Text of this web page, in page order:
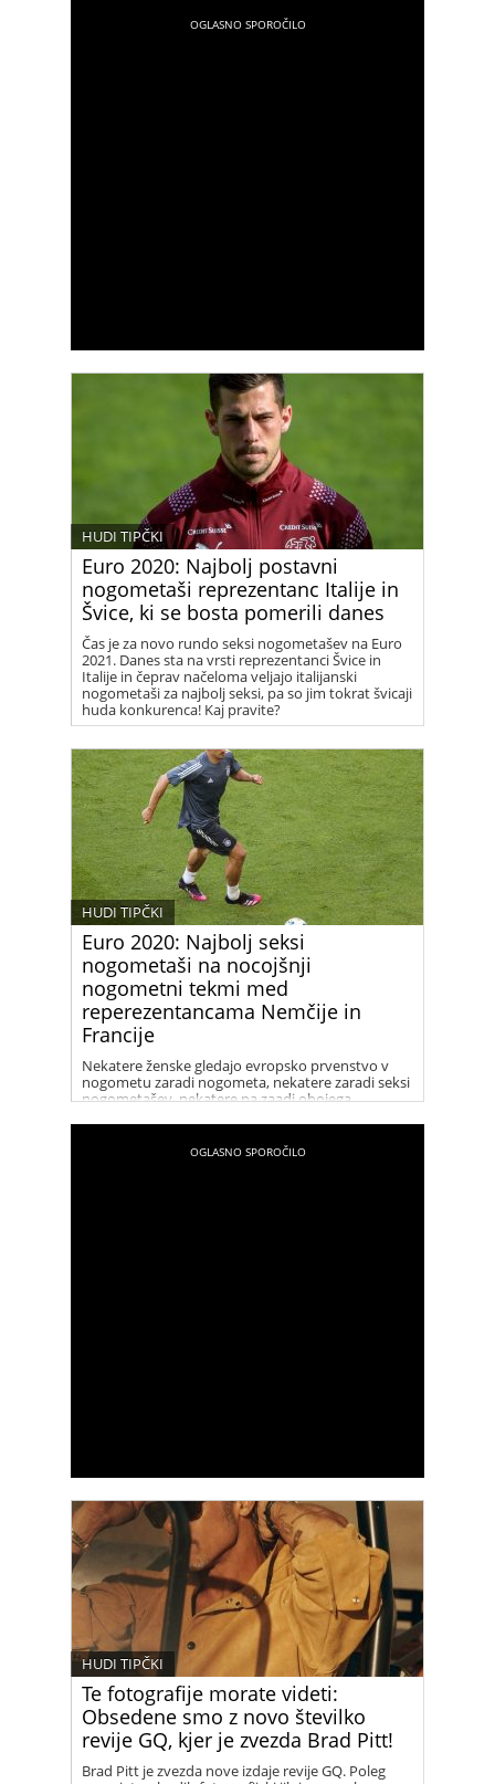
Euro 2020: Najbolj postavni
nogometaši reprezentanc Italije in
Švice, ki se bosta pomerili danes
HUDI TIPČKI
Čas je za novo rundo seksi nogometašev na Euro
2021. Danes sta na vrsti reprezentanci Švice in
Italije in čeprav načeloma veljajo italijanski
nogometaši za najbolj seksi, pa so jim tokrat švicaji
huda konkurenca! Kaj pravite?
Euro 2020: Najbolj seksi
nogometaši na nocojšnji
nogometni tekmi med
reperezentancama Nemčije in
Francije
HUDI TIPČKI
Nekatere ženske gledajo evropsko prvenstvo v
nogometu zaradi nogometa, nekatere zaradi seksi
nogometašev, nekatere pa zaadi obojega.
pomerili za reprezentanci Nemčije in Francije.
Te fotografije morate videti:
Obsedene smo z novo številko
revije GQ, kjer je zvezda Brad Pitt!
HUDI TIPČKI
Brad Pitt je zvezda nove izdaje revije GQ. Poleg